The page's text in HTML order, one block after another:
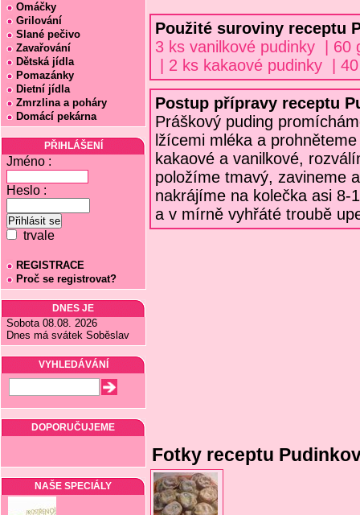
Omáčky
Grilování
Slané pečivo
Zavařování
Dětská jídla
Pomazánky
Dietní jídla
Zmrzlina a poháry
Domácí pekárna
PŘIHLÁŠENÍ
Jméno :
Heslo :
trvale
REGISTRACE
Proč se registrovat?
DNES JE
Sobota 08.08. 2026
Dnes má svátek Soběslav
VYHLEDÁVÁNÍ
DOPORUČUJEME
NAŠE SPECIÁLY
Použité suroviny receptu
3 ks vanilkové pudinky |
| 2 ks kakaové pudinky |
Postup přípravy receptu
Práškový puding
lžícemi mléka a
kakaové a vanilkové,
položíme tmavý, zavineme
nakrájíme na kolečka asi 8-
a v mírně vyhřáté troubě
Fotky receptu